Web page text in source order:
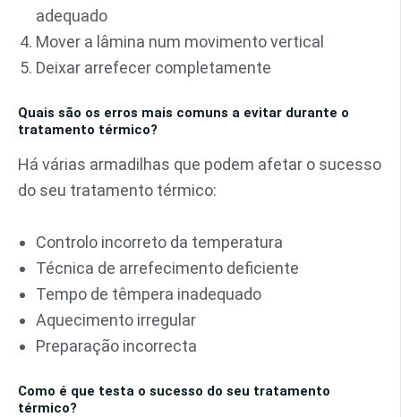
adequado
Mover a lâmina num movimento vertical
Deixar arrefecer completamente
Quais são os erros mais comuns a evitar durante o
tratamento térmico?
Há várias armadilhas que podem afetar o sucesso
do seu tratamento térmico:
Controlo incorreto da temperatura
Técnica de arrefecimento deficiente
Tempo de têmpera inadequado
Aquecimento irregular
Preparação incorrecta
Como é que testa o sucesso do seu tratamento
térmico?